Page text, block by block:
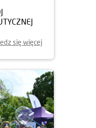
się więcej